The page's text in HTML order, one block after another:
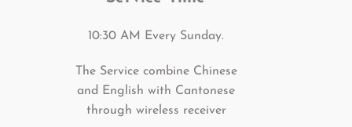
10:30 AM Every Sunday.
The Service combine Chinese
and English with Cantonese
through wireless receiver